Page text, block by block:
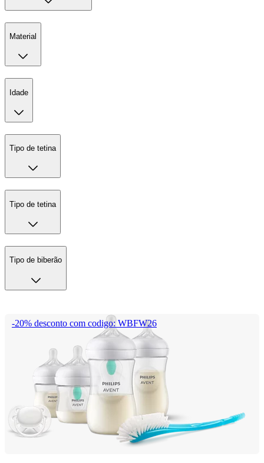
Material
Idade
Tipo de tetina
Tipo de tetina
Tipo de biberão
-20% desconto com codigo: WBFW26